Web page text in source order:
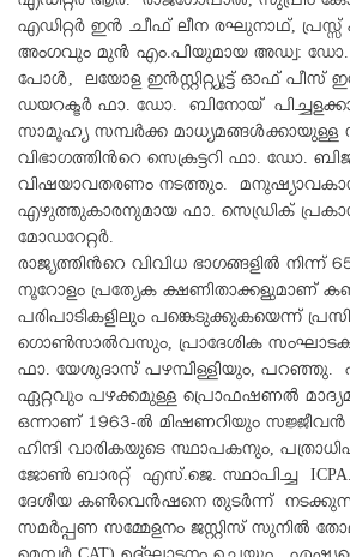
എഡിറ്റർ ഇൻ ചീഫ് ലീന രഘുനാഥ്,
അംഗവും മുന്‍ എം.പിയുമായ അഡ്വ: ഡോ.
പോള്‍, ലയോള ഇന്‍സ്റ്റിറ്റ്യൂട്ട് ഓഫ്
ഡയറക്ടര്‍ ഫാ. ഡോ. ബിനോയ്
സാമൂഹ്യ സമ്പര്‍ക്ക
വിഭാഗത്തിന്‍റെ സെക്രട്ടറി ഫാ. ഡോ.
വിഷയാവതരണം നടത്തും.
എഴുത്തുകാരനുമായ ഫാ. സെഡ്രിക്
മോഡറേറ്റര്‍.
രാജ്യത്തിന്‍റെ വിവിധ ഭാഗങ്ങളില്‍ നിന്ന്
നൂറോളം പ്രത്യേക ക്ഷണിതാക്കളുമാണ്
പരിപാടികളിലും പങ്കെടുക്കുകയെന്ന്
ഗൊണ്‍സാല്‍വസും, പ്രാദേശിക
ഫാ. യേശുദാസ് പഴമ്പിള്ളിയും, പറഞ്ഞു.
ഏറ്റവും പഴക്കമുള്ള പ്രൊഫഷണല്‍
ഒന്നാണ് 1963-ല്‍ മിഷണറിയും സജ്ജീവന്‍
ഹിന്ദി വാരികയുടെ സ്ഥാപകനും,
ജോണ്‍ ബാരറ്റ് എസ്.ജെ. സ്ഥാപിച്ച ICPA.
ദേശീയ കണ്‍വെന്‍ഷനെ തുടര്‍ന്ന്
സമര്‍പ്പണ സമ്മേളനം ജസ്റ്റിസ് സുനില്‍